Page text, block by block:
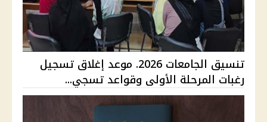
تنسيق الجامعات 2026. موعد إغلاق تسجيل
رغبات المرحلة الأولى وقواعد تسجي...